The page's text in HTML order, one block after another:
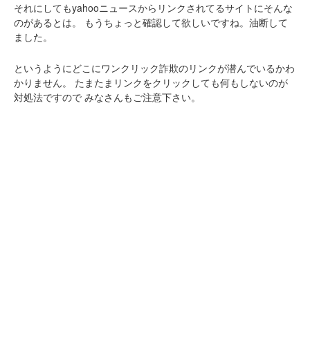
それにしてもyahooニュースからリンクされてるサイトにそんな
のがあるとは。
もうちょっと確認して欲しいですね。油断して
ました。
というようにどこにワンクリック詐欺のリンクが潜んでいるかわ
かりません。
たまたまリンクをクリックしても何もしないのが
対処法ですので みなさんもご注意下さい。